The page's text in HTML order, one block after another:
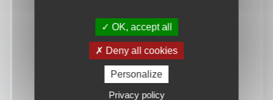
OK, accept all
Deny all cookies
Personalize
Privacy policy